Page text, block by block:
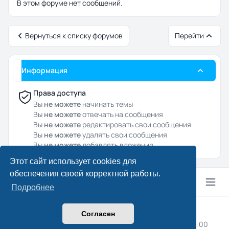
Этот сайт использует cookies для
обеспечения своей корректной работы.
Подробнее
Согласен
В этом форуме нет сообщений.
Вернуться к списку форумов Перейти
Информация
Права доступа
Вы не можете начинать темы
Вы не можетеотвечать на сообщения
Вы не можете редактировать свои сообщения
Вы не можетеудалять свои сообщения
Выне можетедобавлять вложения
© 2024–2026 Drcpa.ru
Конфиденциальность|Правила|Часовой пояс: UTC+03:00